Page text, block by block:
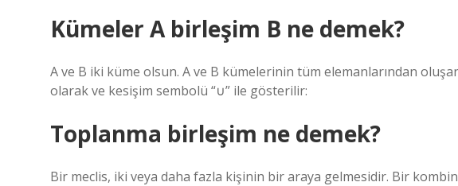
Kümeler A birleşim B ne demek?
A ve B iki küme olsun. A ve B kümelerinin tüm elemanlarından
olarak ve kesişim sembolü “∪” ile gösterilir:
Toplanma birleşim ne demek?
Bir meclis, iki veya daha fazla kişinin bir araya gelmesidir. Bir